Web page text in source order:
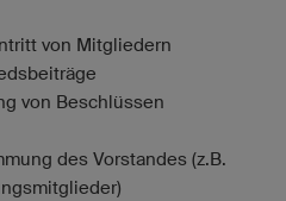
von Mitgliedern
von Beschlüssen
des Vorstandes (z.B.